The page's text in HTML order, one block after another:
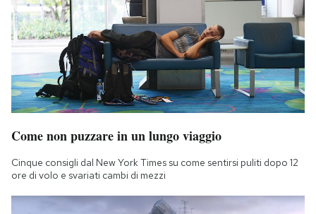
Come non puzzare in un lungo viaggio
Cinque consigli dal New York Times su come sentirsi puliti dopo 12
ore di volo e svariati cambi di mezzi